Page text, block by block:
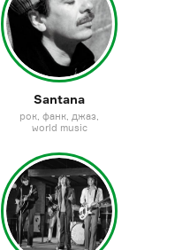
Santana
рок фанк джаз
world music